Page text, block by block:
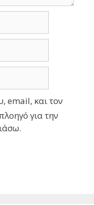
email, και τον
για την